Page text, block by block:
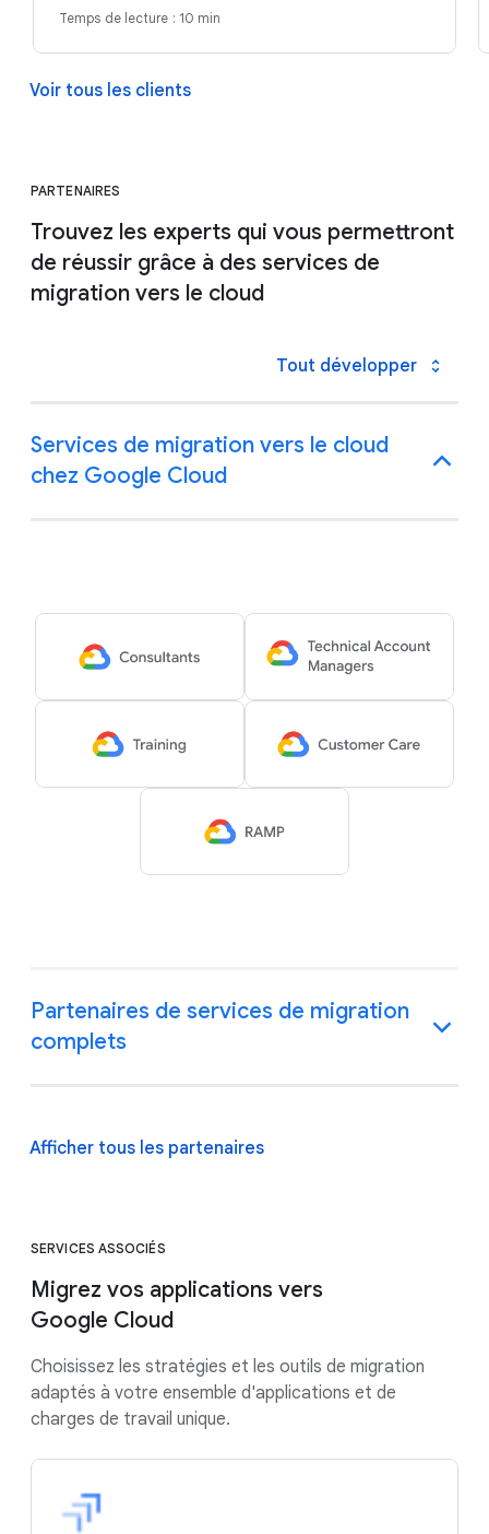
Temps de lecture : 10 min
Voir tous les clients
PARTENAIRES
Trouvez les experts qui vous permettront
de réussir grâce à des services de
migration vers le cloud
Tout développer
Services de migration vers le cloud
chez Google Cloud
Partenaires de services de migration
complets
Afficher tous les partenaires
SERVICES ASSOCIÉS
Migrez vos applications vers
Google Cloud
Choisissez les stratégies et les outils de migration
adaptés à votre ensemble d'applications et de
charges de travail unique.